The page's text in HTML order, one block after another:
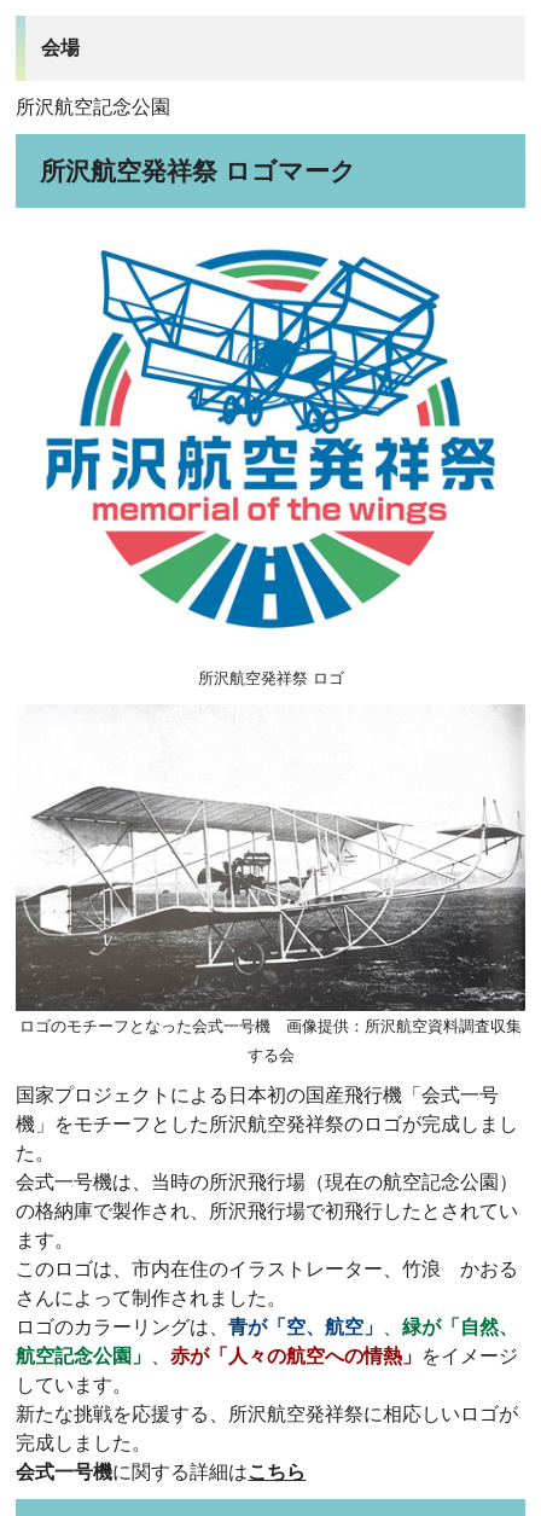
会場
所沢航空記念公園
所沢航空発祥祭 ロゴマーク
所沢航空発祥祭 ロゴ
ロゴのモチーフとなった会式一号機 画像提供：所沢航空資料調査収集
する会
国家プロジェクトによる日本初の国産飛行機「会式一号
機」をモチーフとした所沢航空発祥祭のロゴが完成しまし
た。
会式一号機は、当時の所沢飛行場（現在の航空記念公園）
の格納庫で製作され、所沢飛行場で初飛行したとされてい
ます。
このロゴは、市内在住のイラストレーター、竹浪 かおる
さんによって制作されました。
ロゴのカラーリングは、青が「空、航空」 、緑が「自然、
航空記念公園」
、赤が「人々の航空への情熱」 をイメージ
しています。
新たな挑戦を応援する、所沢航空発祥祭に相応しいロゴが
完成しました。
会式一号機に関する詳細はこちら